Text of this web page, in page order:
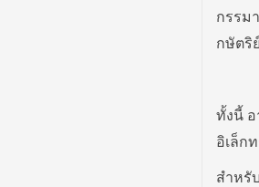
กรรม
กษัตริ
ทั้งนี้ อ
อิเล็ก
สำหรั